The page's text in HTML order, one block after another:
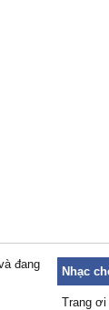
đang
Nhạc
Trang